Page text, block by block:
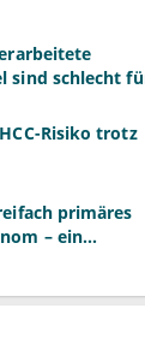
sind schlecht
Risiko trotz
primäres
– ein